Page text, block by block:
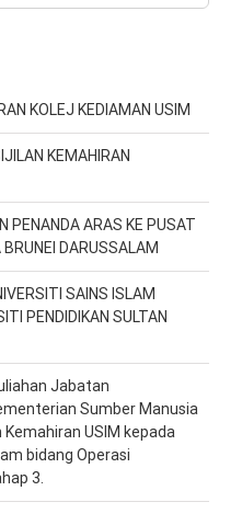
KOLEJ KEDIAMAN USIM
KEMAHIRAN
PENANDA ARAS KE PUSAT
DARUSSALAM
SAINS ISLAM
PENDIDIKAN SULTAN
Jabatan
Sumber Manusia
USIM kepada
bidang Operasi
3.